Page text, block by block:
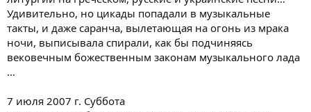
Удивительно, но цикады попадали в музыкальные
такты, и даже саранча, вылетающая на огонь из мрака
ночи, выписывала спирали, как бы подчиняясь
вековечным божественным законам музыкального лада
…
7 июля 2007 г. Суббота